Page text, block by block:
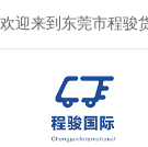
欢迎来到东莞市程骏